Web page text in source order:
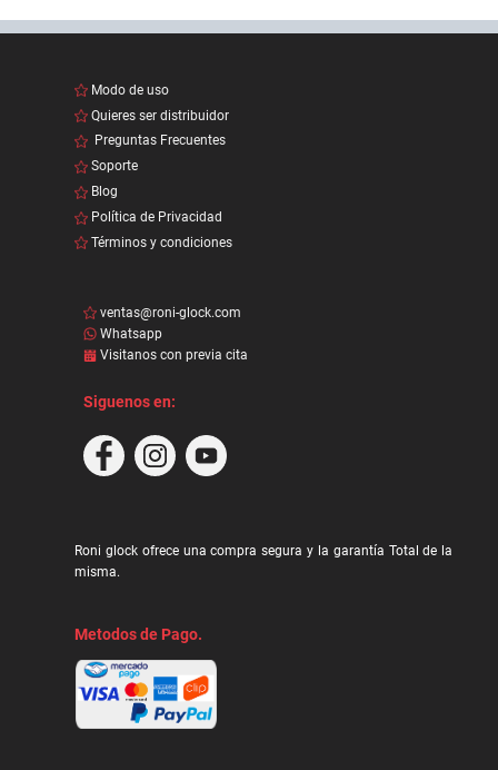
Modo de uso
Quieres ser distribuidor
Preguntas Frecuentes
Soporte
Blog
Política de Privacidad
Términos y condiciones
ventas@roni-glock.com
Whatsapp
Visitanos con previa cita
Siguenos en:
Roni glock ofrece una compra segura y la garantía Total de la
misma.
Metodos de Pago.